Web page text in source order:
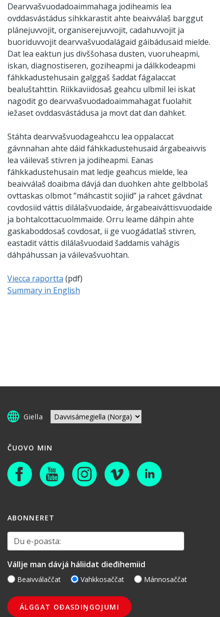
Dearvvašvuodadoaimmahaga jodiheamis lea
ovddasvástádus sihkkarastit ahte beaivválaš barggut
plánejuvvojit, organiserejuvvojit, cadahuvvojit ja
buoriduvvojit dearvvašvuodalágaid gáibádusaid mielde.
Dat lea eaktun jus divššohasa dusten, vuoruheapmi,
iskan, diagnostiseren, goziheapmi ja dálkkodeapmi
fáhkkadustehusain galggaš šaddat fágalaccat
bealuštahttin. Riikkaviidosaš geahcu ulbmil lei iskat
nagodit go dearvvašvuodadoaimmahagat fuolahit
iežaset ovddasvástádusa ja movt dat dan dahket.
Stáhta dearvvašvuodageahccu lea oppalaccat
gávnnahan ahte dáid fáhkkadustehusaid árgabeaivvis
lea váilevaš stivren ja jodiheapmi. Eanas
fáhkkadustehusain mat ledje geahcus mielde, lea
beaivválaš doaibma dávjá dan duohken ahte gelbbolaš
ovttaskas olbmot ”máhcastit sojiid” ja rahcet gávdnat
covdosiid váttis dilálašvuodaide, árgabeaiváttisvuodaide
ja bohtalcottacuolmmaide. Orru leame dáhpin ahte
gaskaboddosaš covdosat, ii ge vuogádatlaš stivren,
eastadit váttis dilálašvuodaid šaddamis vahágis
dáhpáhussan ja váilevašvuohtan.
Viecca raportta (pdf)
Summary in English
Giella
ČUOVO MIN
ABONNERET
Du e-poasta:
Vállje man dávjá háliidat dieđihemiid
Beaivválaččat Vahkkosaččat Mánnosaččat